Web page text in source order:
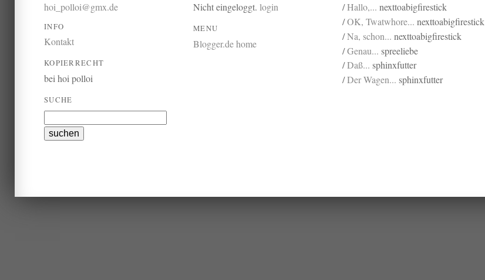
hoi_polloi@gmx.de
INFO
Kontakt
KOPIERRECHT
bei hoi polloi
SUCHE
Nicht eingeloggt. login
MENU
Blogger.de home
/Hallo,... nexttoabigfirestick
/OK, Twatwhore... nexttoabigfirestick
/Na, schon... nexttoabigfirestick
/Genau... spreeliebe
/Daß... sphinxfutter
/Der Wagen... sphinxfutter